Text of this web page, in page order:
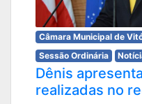
Câmara Municipal de
Sessão Ordinária
Dênis
realizadas no